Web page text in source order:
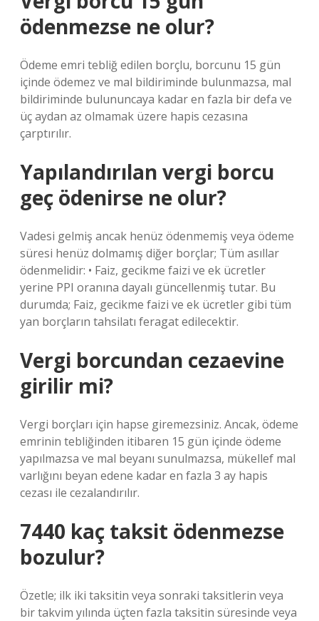
ödenmezse ne olur?
Ödeme emri tebliğ edilen borçlu, borcunu 15 gün
içinde ödemez ve mal bildiriminde bulunmazsa, mal
bildiriminde bulununcaya kadar en fazla bir defa ve
üç aydan az olmamak üzere hapis cezasına
çarptırılır.
Yapılandırılan vergi borcu
geç ödenirse ne olur?
Vadesi gelmiş ancak henüz ödenmemiş veya ödeme
süresi henüz dolmamış diğer borçlar; Tüm asıllar
ödenmelidir: • Faiz, gecikme faizi ve ek ücretler
yerine PPI oranına dayalı güncellenmiş tutar. Bu
durumda; Faiz, gecikme faizi ve ek ücretler gibi tüm
yan borçların tahsilatı feragat edilecektir.
Vergi borcundan cezaevine
girilir mi?
Vergi borçları için hapse giremezsiniz. Ancak, ödeme
emrinin tebliğinden itibaren 15 gün içinde ödeme
yapılmazsa ve mal beyanı sunulmazsa, mükellef mal
varlığını beyan edene kadar en fazla 3 ay hapis
cezası ile cezalandırılır.
7440 kaç taksit ödenmezse
bozulur?
Özetle; ilk iki taksitin veya sonraki taksitlerin veya
bir takvim yılında üçten fazla taksitin süresinde veya